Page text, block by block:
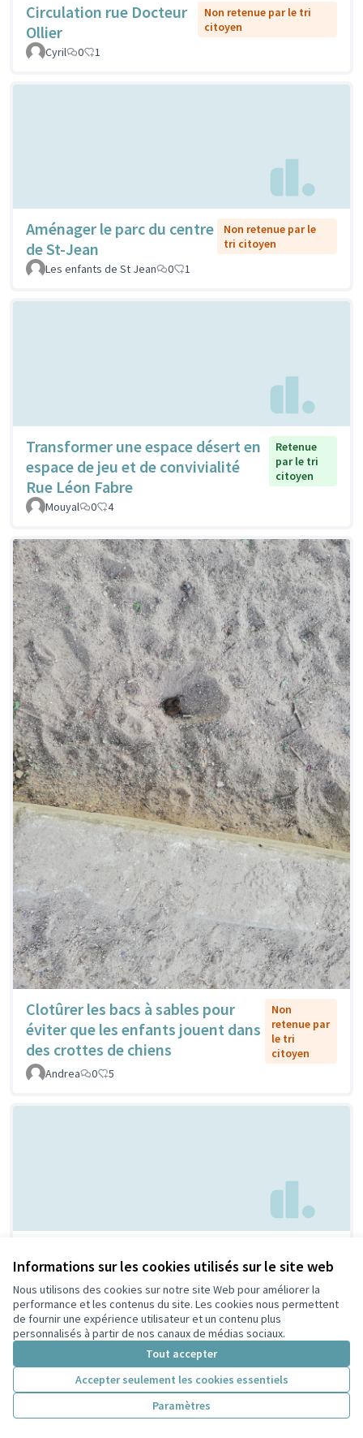
Informations sur les cookies utilisés sur le site web
Nous utilisons des cookies sur notre site Web pour améliorer la
performance et les contenus du site. Les cookies nous permettent
de fournir une expérience utilisateur et un contenu plus
personnalisés à partir de nos canaux de médias sociaux.
Tout accepter
Accepter seulement les cookies essentiels
Paramètres
Circulation rue Docteur
Ollier
Non retenue par le tri
citoyen
Cyril
0 1
Aménager le parc du centre
de St-Jean
Non retenue par le
tri citoyen
Les enfants de St Jean
0 1
Transformer une espace désert en
espace de jeu et de convivialité
Rue Léon Fabre
Retenue
par le tri
citoyen
Mouyal 0 4
Clotûrer les bacs à sables pour
éviter que les enfants jouent dans
des crottes de chiens
Non
retenue par
le tri
citoyen
Andrea
0 5
et des religions
tri citoyen
GARRET-FLAUDY SALHI
0 0